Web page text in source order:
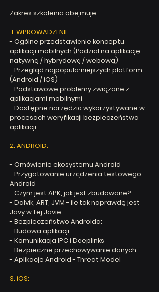
Zakres szkolenia obejmuje :
1. WPROWADZENIE:
- Ogólne przedstawienie konceptu
aplikacji mobilnych (Podział na aplikację
natywną / hybrydową / webową)
- Przegląd najpopularniejszych platform
(Android / iOS)
- Podstawowe problemy związane z
aplikacjami mobilnymi
- Dostępne narzędzia wykorzystywane w
procesach weryfikacji bezpieczeństwa
aplikacji
2. ANDROID:
- Omówienie ekosystemu Android
- Przygotowanie urządzenia testowego -
Android
- Czym jest APK, jak jest zbudowane?
- Dalvik, ART, JVM - ile tak naprawdę jest
Javy w tej Javie
- Bezpieczeństwo Androida:
- Budowa aplikacji
- Komunikacja IPC i Deeplinks
- Bezpieczne przechowywanie danych
- Aplikacje Android - Threat Model
3. iOS: